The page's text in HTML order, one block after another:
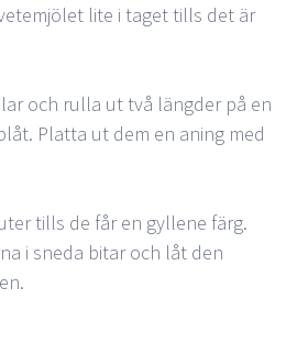
lite i taget tills det är
och rulla ut två längder på en
Platta ut dem en aning med
tills de får en gyllene färg.
i sneda bitar och låt den